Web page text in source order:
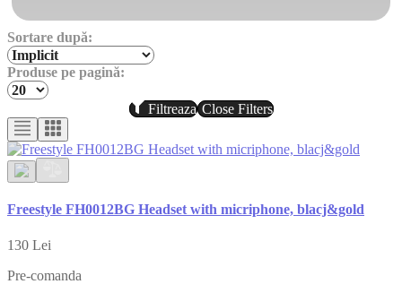
Sortare după:
Produse pe pagină:
FiltreazaClose Filters
Freestyle FH0012BG Headset with micriphone, blacj&gold
130 Lei
Pre-comanda